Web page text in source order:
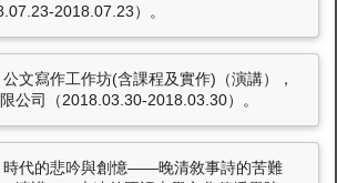
2018.07.23）。
文寫作工作坊(含課程及實作)（演講），
公司（2018.03.30-2018.03.30）。
時代的悲吟與創憶——晚清敘事詩的苦難